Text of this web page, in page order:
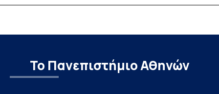
Το Πανεπιστήμιο Αθηνών